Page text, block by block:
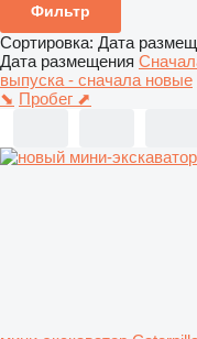
Фильтр
Сортировка: Дата
Дата размещения
выпуска - сначала новые
⬊ Пробег ⬈